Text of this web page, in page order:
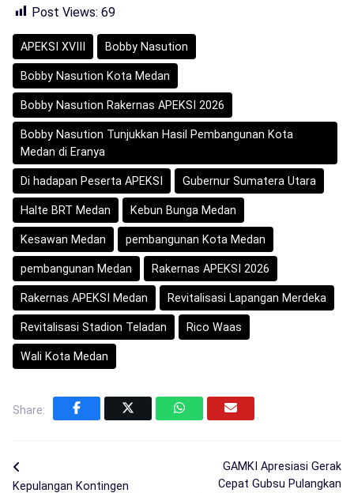
Post Views: 69
APEKSI XVIII Bobby Nasution
Bobby Nasution Kota Medan
Bobby Nasution Rakernas APEKSI 2026
Bobby Nasution Tunjukkan Hasil Pembangunan Kota
Medan di Eranya
Di hadapan Peserta APEKSI Gubernur Sumatera Utara
Halte BRT Medan Kebun Bunga Medan
Kesawan Medan pembangunan Kota Medan
pembangunan Medan Rakernas APEKSI 2026
Rakernas APEKSI Medan Revitalisasi Lapangan Merdeka
Revitalisasi Stadion Teladan Rico Waas
Wali Kota Medan
Share:
Kepulangan Kontingen
GAMKI Apresiasi Gerak
Cepat Gubsu Pulangkan